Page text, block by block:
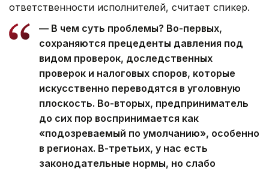
ответственности исполнителей, считает спикер.
— В чем суть проблемы? Во-первых,
сохраняются прецеденты давления под
видом проверок, доследственных
проверок и налоговых споров, которые
искусственно переводятся в уголовную
плоскость. Во-вторых, предприниматель
до сих пор воспринимается как
«подозреваемый по умолчанию», особенно
в регионах. В-третьих, у нас есть
законодательные нормы, но слабо